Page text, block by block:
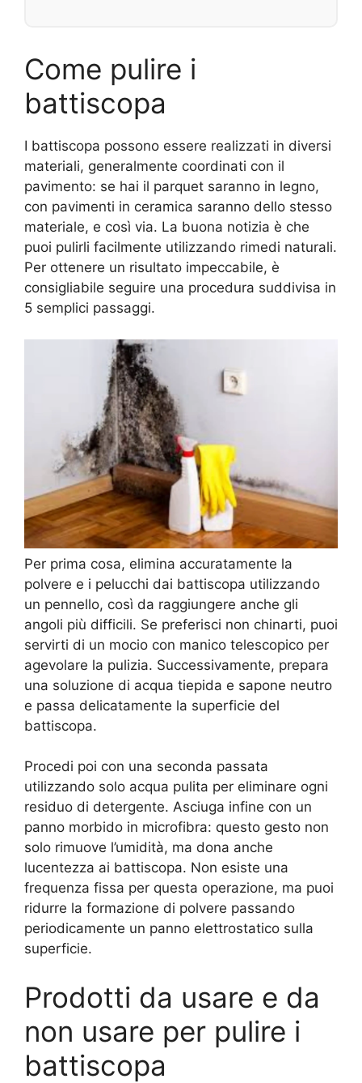
Come pulire i
battiscopa
I battiscopa possono essere realizzati in diversi
materiali, generalmente coordinati con il
pavimento: se hai il parquet saranno in legno,
con pavimenti in ceramica saranno dello stesso
materiale, e così via. La buona notizia è che
puoi pulirli facilmente utilizzando rimedi naturali.
Per ottenere un risultato impeccabile, è
consigliabile seguire una procedura suddivisa in
5 semplici passaggi.
Per prima cosa, elimina accuratamente la
polvere e i pelucchi dai battiscopa utilizzando
un pennello, così da raggiungere anche gli
angoli più difficili. Se preferisci non chinarti, puoi
servirti di un mocio con manico telescopico per
agevolare la pulizia. Successivamente, prepara
una soluzione di acqua tiepida e sapone neutro
e passa delicatamente la superficie del
battiscopa.
Procedi poi con una seconda passata
utilizzando solo acqua pulita per eliminare ogni
residuo di detergente. Asciuga infine con un
panno morbido in microfibra: questo gesto non
solo rimuove l’umidità, ma dona anche
lucentezza ai battiscopa. Non esiste una
frequenza fissa per questa operazione, ma puoi
ridurre la formazione di polvere passando
periodicamente un panno elettrostatico sulla
superficie.
Prodotti da usare e da
non usare per pulire i
battiscopa